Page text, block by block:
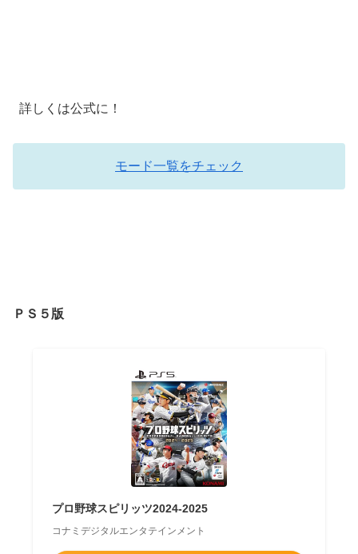
詳しくは公式に！
モード一覧をチェック
ＰＳ５版
プロ野球スピリッツ2024-2025
コナミデジタルエンタテインメント